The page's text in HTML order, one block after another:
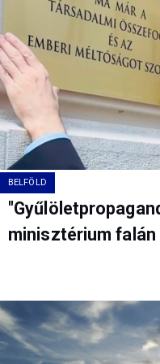
BELFÖLD
minisztérium falán